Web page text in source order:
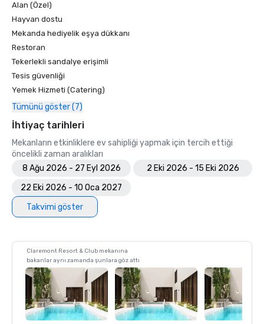
Alan (Özel)
Hayvan dostu
Mekanda hediyelik eşya dükkanı
Restoran
Tekerlekli sandalye erişimli
Tesis güvenliği
Yemek Hizmeti (Catering)
Tümünü göster (7)
İhtiyaç tarihleri
Mekanların etkinliklere ev sahipliği yapmak için tercih ettiği
öncelikli zaman aralıkları
8 Ağu 2026 - 27 Eyl 2026
2 Eki 2026 - 15 Eki 2026
22 Eki 2026 - 10 Oca 2027
Takvimi göster
Claremont Resort & Club mekanına
bakanlar aynı zamanda şunlara göz attı